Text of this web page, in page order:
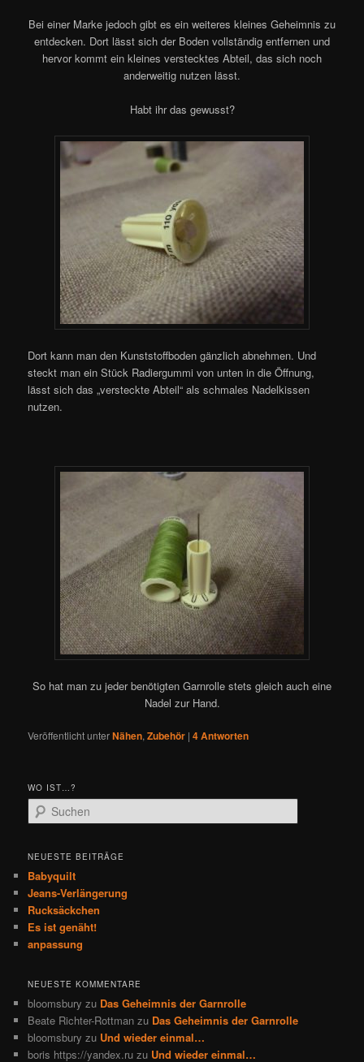
Bei einer Marke jedoch gibt es ein weiteres kleines Geheimnis zu
entdecken. Dort lässt sich der Boden vollständig entfernen und
hervor kommt ein kleines verstecktes Abteil, das sich noch
anderweitig nutzen lässt.
Habt ihr das gewusst?
Dort kann man den Kunststoffboden gänzlich abnehmen. Und
steckt man ein Stück Radiergummi von unten in die Öffnung,
lässt sich das „versteckte Abteil“ als schmales Nadelkissen
nutzen.
So hat man zu jeder benötigten Garnrolle stets gleich auch eine
Nadel zur Hand.
Veröffentlicht unterNähen,Zubehör |4Antworten
WO IST…?
u
h
n
NEUESTE BEITRÄGE
Babyquilt
Jeans-Verlängerung
Rucksäckchen
Es ist genäht!
anpassung
NEUESTE KOMMENTARE
bloomsbury zu Das Geheimnis der Garnrolle
Beate Richter-Rottman zu Das Geheimnis der Garnrolle
bloomsbury zu Und wieder einmal…
boris https://yandex.ru zu Und wieder einmal…